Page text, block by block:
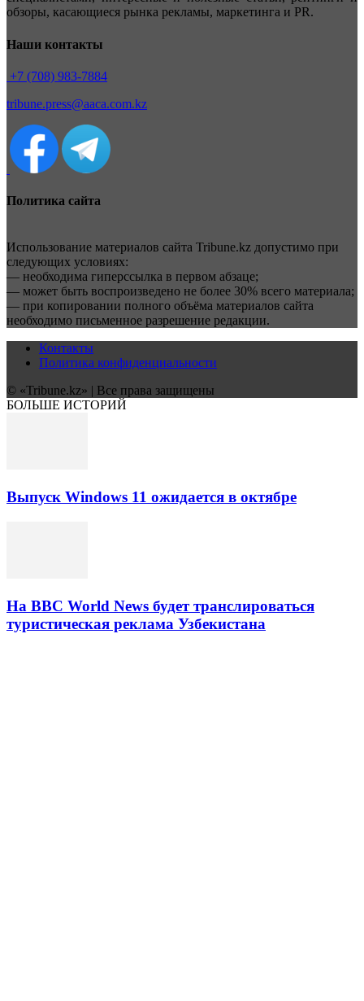
обзоры, касающиеся рынка рекламы, маркетинга и PR.
Наши контакты
+7 (708) 983-7884
tribune.press@aaca.com.kz
Политика сайта
Использование материалов сайта Tribune.kz допустимо при
следующих условиях:
— необходима гиперссылка в первом абзаце;
— может быть воспроизведено не более 30% всего материала;
— при копировании полного объёма материалов сайта
необходимо письменное разрешение редакции.
Контакты
Политика конфиденциальности
© «Tribune.kz» | Все права защищены
БОЛЬШЕ ИСТОРИЙ
Выпуск Windows 11 ожидается в октябре
На BBC World News будет транслироваться
туристическая реклама Узбекистана